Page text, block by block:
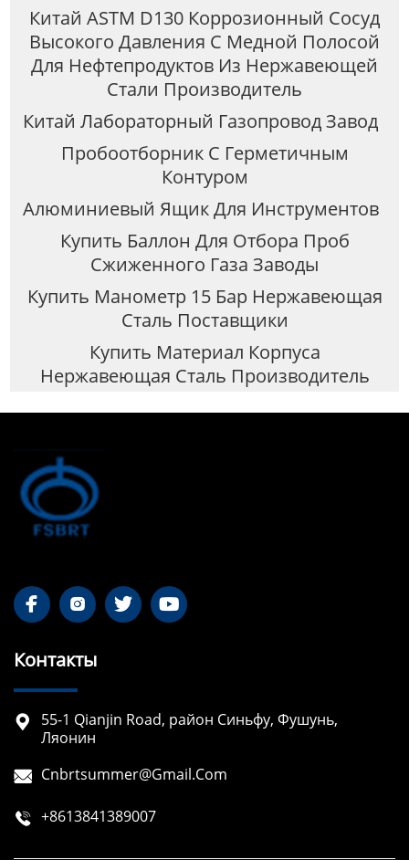
Китай ASTM D130 Коррозионный Сосуд
Высокого Давления С Медной Полосой
Для Нефтепродуктов Из Нержавеющей
Стали Производитель
Китай Лабораторный Газопровод Завод
Пробоотборник С Герметичным
Контуром
Алюминиевый Ящик Для Инструментов
Купить Баллон Для Отбора Проб
Сжиженного Газа Заводы
Купить Манометр 15 Бар Нержавеющая
Сталь Поставщики
Купить Материал Корпуса
Нержавеющая Сталь Производитель
   
Контакты

55-1 Qianjin Road, район Синьфу, Фушунь,
Ляонин
 Cnbrtsummer@gmail.com
 +8613841389007